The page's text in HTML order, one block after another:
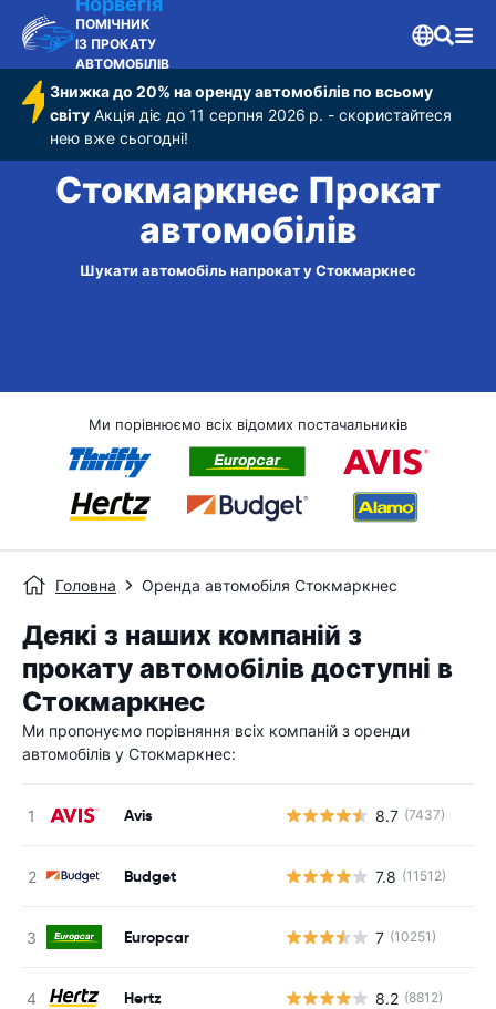
ПОМІЧНИК
ІЗ ПРОКАТУ
АВТОМОБІЛІВ
Знижка до 20% на оренду автомобілів по всьому
світу Акція діє до 11 серпня 2026 р. - скористайтеся
нею вже сьогодні!
Стокмаркнес Прокат
автомобілів
Шукати автомобіль напрокат у Стокмаркнес
Ми порівнюємо всіх відомих постачальників
Головна Оренда автомобіля Стокмаркнес
Деякі з наших компаній з
прокату автомобілів доступні в
Стокмаркнес
Ми пропонуємо порівняння всіх компаній з оренди
автомобілів у Стокмаркнес:
Avis 8.7 (7437)
Budget 7.8 (11512)
Europcar 7 (10251)
Hertz 8.2 (8812)